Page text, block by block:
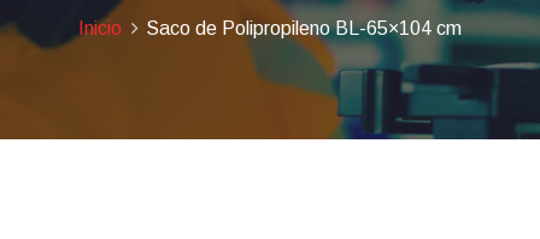
Inicio Saco de Polipropileno BL-65×104 cm